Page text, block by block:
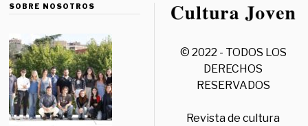
SOBRE NOSOTROS
© 2022 - TODOS LOS
DERECHOS
RESERVADOS
Revista de cultura